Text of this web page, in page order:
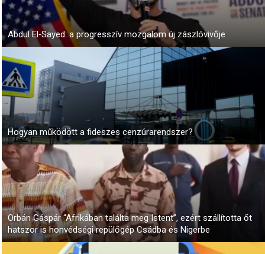
Abdul El‑Sayed: a progresszív mozgalom új zászlóvivője
Hogyan működött a fideszes cenzúrarendszer?
Orbán Gáspár “Afrikában találta meg Istent”, ezért szállította őt
hatszor is honvédségi repülőgép Csádba és Nigerbe